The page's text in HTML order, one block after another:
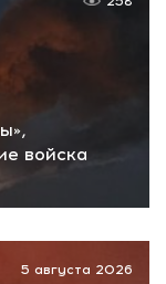
войска
5 августа 2026